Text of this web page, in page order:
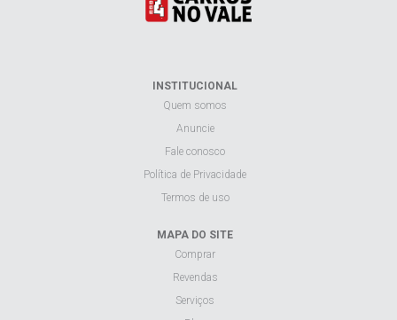
INSTITUCIONAL
Quem somos
Anuncie
Fale conosco
Política de Privacidade
Termos de uso
MAPA DO SITE
Comprar
Revendas
Serviços